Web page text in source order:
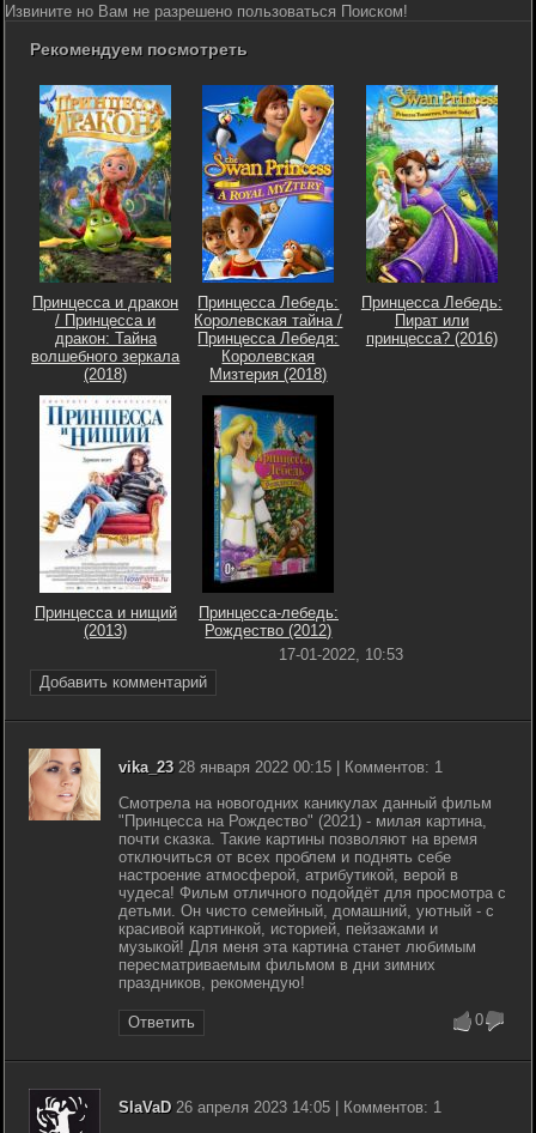
Извините но Вам не разрешено пользоваться Поиском!
Рекомендуем посмотреть
Принцесса и дракон
/ Принцесса и
дракон: Тайна
волшебного зеркала
(2018)
Принцесса Лебедь:
Королевская тайна /
Принцесса Лебедя:
Королевская
Мизтерия (2018)
Принцесса Лебедь:
Пират или
принцесса? (2016)
Принцесса и нищий
(2013)
Принцесса-лебедь:
Рождество (2012)
Добавить комментарий
17-01-2022, 10:53
vika_2328 января 2022 00:15 | Комментов: 1
Смотрела на новогодних каникулах данный фильм
"Принцесса на Рождество" (2021) - милая картина,
почти сказка. Такие картины позволяют на время
отключиться от всех проблем и поднять себе
настроение атмосферой, атрибутикой, верой в
чудеса! Фильм отличного подойдёт для просмотра с
детьми. Он чисто семейный, домашний, уютный - с
красивой картинкой, историей, пейзажами и
музыкой! Для меня эта картина станет любимым
пересматриваемым фильмом в дни зимних
праздников, рекомендую!
Ответить 0
SlaVaD26 апреля 2023 14:05 | Комментов: 1